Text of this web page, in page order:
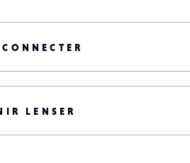
LENSER